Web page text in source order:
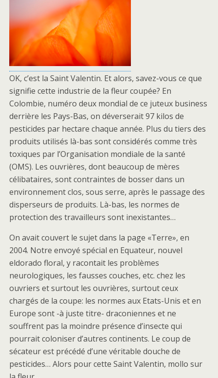
OK, c’est la Saint Valentin. Et alors, savez-vous ce que
signifie cette industrie de la fleur coupée? En
Colombie, numéro deux mondial de ce juteux business
derrière les Pays-Bas, on déverserait 97 kilos de
pesticides par hectare chaque année. Plus du tiers des
produits utilisés là-bas sont considérés comme très
toxiques par l’Organisation mondiale de la santé
(OMS). Les ouvrières, dont beaucoup de mères
célibataires, sont contraintes de bosser dans un
environnement clos, sous serre, après le passage des
disperseurs de produits. Là-bas, les normes de
protection des travailleurs sont inexistantes…
On avait couvert le sujet dans la page «Terre», en
2004. Notre envoyé spécial en Equateur, nouvel
eldorado floral, y racontait les problèmes
neurologiques, les fausses couches, etc. chez les
ouvriers et surtout les ouvrières, surtout ceux
chargés de la coupe: les normes aux Etats-Unis et en
Europe sont -à juste titre- draconiennes et ne
souffrent pas la moindre présence d’insecte qui
pourrait coloniser d’autres continents. Le coup de
sécateur est précédé d’une véritable douche de
pesticides… Alors pour cette Saint Valentin, mollo sur